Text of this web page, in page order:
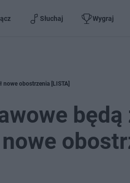
Słuchaj Wygraj
nowe obostrzenia [LISTA]